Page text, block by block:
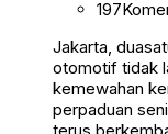
197
Jakarta,
otomotif tidak
kemewahan
perpaduan